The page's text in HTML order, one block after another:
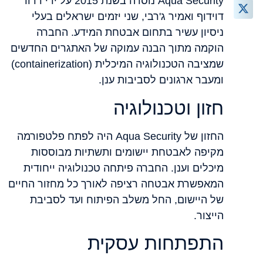
דוידוף ואמיר ג'רבי, שני יזמים ישראלים בעלי
ניסיון עשיר בתחום אבטחת המידע. החברה
הוקמה מתוך הבנה עמוקה של האתגרים החדשים
שמציבה הטכנולוגיה המיכלית (containerization)
ומעבר ארגונים לסביבות ענן.
חזון וטכנולוגיה
החזון של Aqua Security היה לפתח פלטפורמה
מקיפה לאבטחת יישומים ותשתיות מבוססות
מיכלים וענן. החברה פיתחה טכנולוגיה ייחודית
המאפשרת אבטחה רציפה לאורך כל מחזור החיים
של היישום, החל משלב הפיתוח ועד לסביבת
הייצור.
התפתחות עסקית